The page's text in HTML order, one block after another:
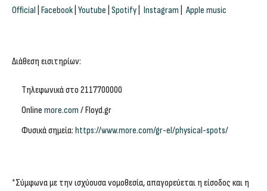
Official Facebook Youtube Spotify Instagram Apple music
Διάθεση εισιτηρίων:
Τηλεφωνικά στο 2117700000
Online more.com / Floyd.gr
Φυσικά σημεία: https://www.more.com/gr-el/physical-spots/
*Σύμφωνα με την ισχύουσα νομοθεσία, απαγορεύεται η είσοδος και η